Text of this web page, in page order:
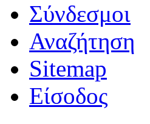
Σύνδεσμοι
Αναζήτηση
Sitemap
Είσοδος